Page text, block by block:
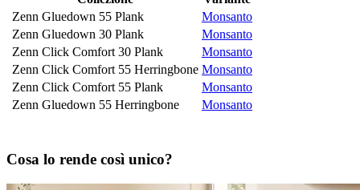
Zenn Gluedown 55 Plank
Monsanto
Zenn Gluedown 30 Plank
Monsanto
Zenn Click Comfort 30 Plank
Monsanto
Zenn Click Comfort 55 Herringbone Monsanto
Zenn Click Comfort 55 Plank
Monsanto
Zenn Gluedown 55 Herringbone
Monsanto
Cosa lo rende così unico?